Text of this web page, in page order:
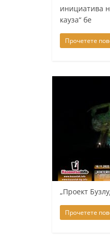
инициатива
кауза“ бе
Прочетете
„Проект
Прочетете